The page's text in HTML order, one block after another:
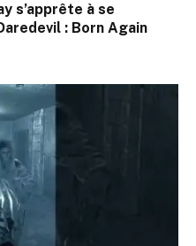
s’apprête à se
: Born Again